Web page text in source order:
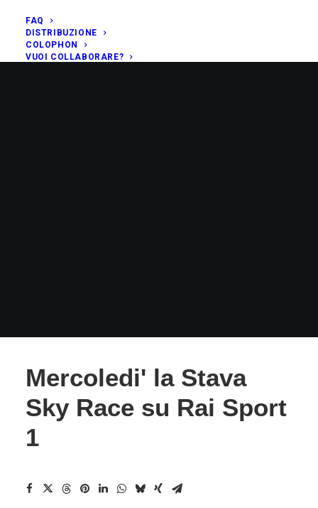
FAQ
DISTRIBUZIONE
COLOPHON
VUOI COLLABORARE?
Mercoledi' la Stava
Sky Race su Rai Sport
1